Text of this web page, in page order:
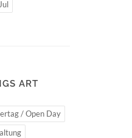
Jul
ART
/ Open Day